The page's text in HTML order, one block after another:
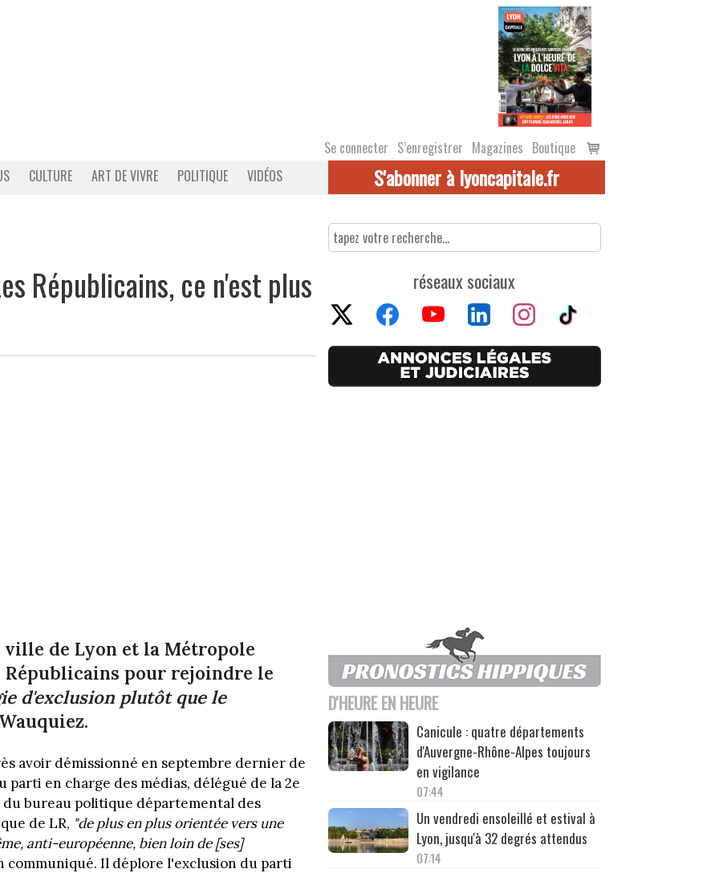
Se connecter S’enregistrer Magazines Boutique
Voir
le
CULTURE ART DE VIVRE POLITIQUE VIDÉOS S'abonner à lyoncapitale.fr
Républicains, ce n'est plus
de Lyon et la Métropole
pour rejoindre le
d'exclusion plutôt que le
avoir démissionné en septembre dernier de
en charge des médias, délégué de la 2e
bureau politique départemental des
de LR, "de plus en plus orientée vers une
anti-européenne, bien loin de [ses]
Il déplore l'exclusion du parti
réseaux sociaux
D'HEURE EN HEURE
Canicule : quatre départements
d'Auvergne-Rhône-Alpes toujours
en vigilance
07:44
Un vendredi ensoleillé et estival à
Lyon, jusqu'à 32 degrés attendus
07:14